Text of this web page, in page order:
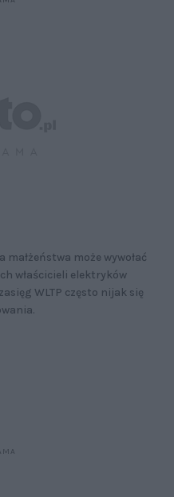
może wywołać
właścicieli elektryków
WLTP często nijak się